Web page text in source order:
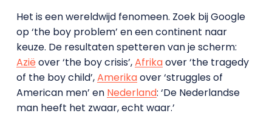
Het is een wereldwijd fenomeen. Zoek bij Google
op ‘the boy problem’ en een continent naar
keuze. De resultaten spetteren van je scherm:
Aziëover ‘the boy crisis’,Afrikaover ‘the tragedy
of the boy child’,Amerikaover ‘struggles of
American men’ en Nederland: ‘De Nederlandse
man heeft het zwaar, echt waar.’